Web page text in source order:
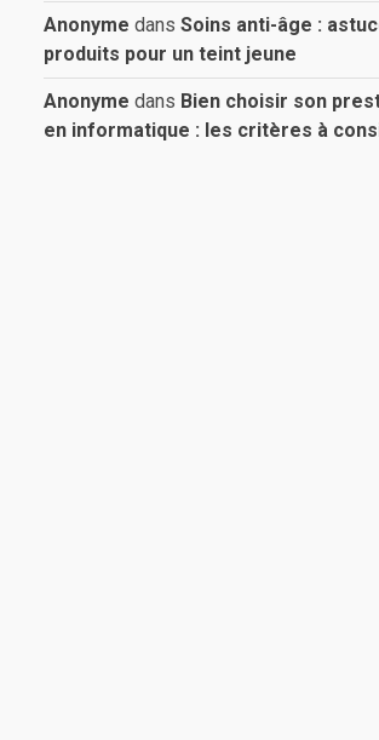
Anonyme dansSoins anti-âge :
produits pour un teint jeune
Anonyme dans Bien choisir son
en informatique : les critères à